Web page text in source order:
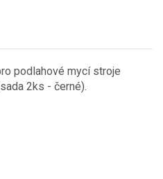
podlahové mycí stroje
2ks - černé).